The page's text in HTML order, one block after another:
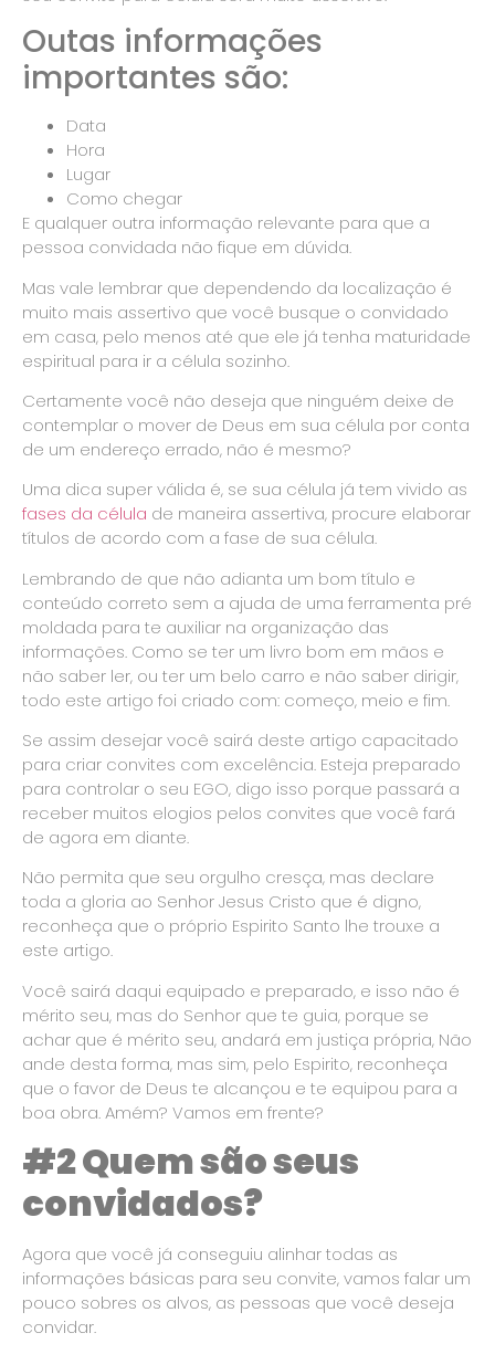
Outas informações
importantes são:
Data
Hora
Lugar
Como chegar
E qualquer outra informação relevante para que a
pessoa convidada não fique em dúvida.
Mas vale lembrar que dependendo da localização é
muito mais assertivo que você busque o convidado
em casa, pelo menos até que ele já tenha maturidade
espiritual para ir a célula sozinho.
Certamente você não deseja que ninguém deixe de
contemplar o mover de Deus em sua célula por conta
de um endereço errado, não é mesmo?
Uma dica super válida é, se sua célula já tem vivido as
fases da célula de maneira assertiva, procure elaborar
títulos de acordo com a fase de sua célula.
Lembrando de que não adianta um bom título e
conteúdo correto sem a ajuda de uma ferramenta pré
moldada para te auxiliar na organização das
informações. Como se ter um livro bom em mãos e
não saber ler, ou ter um belo carro e não saber dirigir,
todo este artigo foi criado com: começo, meio e fim.
Se assim desejar você sairá deste artigo capacitado
para criar convites com excelência. Esteja preparado
para controlar o seu EGO, digo isso porque passará a
receber muitos elogios pelos convites que você fará
de agora em diante.
Não permita que seu orgulho cresça, mas declare
toda a gloria ao Senhor Jesus Cristo que é digno,
reconheça que o próprio Espirito Santo lhe trouxe a
este artigo.
Você sairá daqui equipado e preparado, e isso não é
mérito seu, mas do Senhor que te guia, porque se
achar que é mérito seu, andará em justiça própria, Não
ande desta forma, mas sim, pelo Espirito, reconheça
que o favor de Deus te alcançou e te equipou para a
boa obra. Amém? Vamos em frente?
#2 Quem são seus
convidados?
Agora que você já conseguiu alinhar todas as
informações básicas para seu convite, vamos falar um
pouco sobres os alvos, as pessoas que você deseja
convidar.